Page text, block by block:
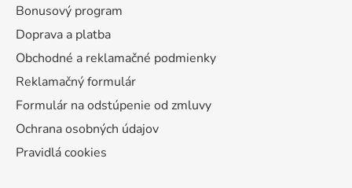
Bonusový program
Doprava a platba
Obchodné a reklamačné podmienky
Reklamačný formulár
Formulár na odstúpenie od zmluvy
Ochrana osobných údajov
Pravidlá cookies